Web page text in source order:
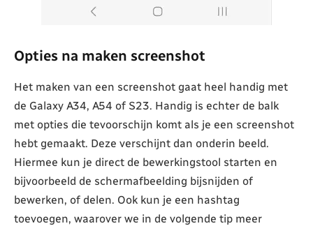
Opties na maken screenshot
Het maken van een screenshot gaat heel handig met
de Galaxy A34, A54 of S23. Handig is echter de balk
met opties die tevoorschijn komt als je een screenshot
hebt gemaakt. Deze verschijnt dan onderin beeld.
Hiermee kun je direct de bewerkingstool starten en
bijvoorbeeld de schermafbeelding bijsnijden of
bewerken, of delen. Ook kun je een hashtag
toevoegen, waarover we in de volgende tip meer